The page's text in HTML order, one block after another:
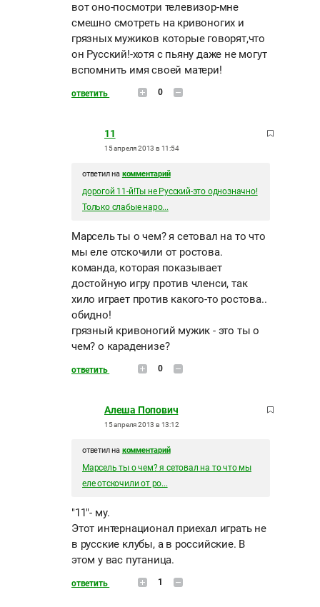
вот оно-посмотри телевизор-мне
смешно смотреть на кривоногих и
грязных мужиков которые говорят,что
он Русский!-хотя с пьяну даже не могут
вспомнить имя своей матери!
ответить 0
11
15 апреля 2013 в 11:54
ответил на комментарий
дорогой 11-й!Ты не Русский-это однозначно!
Только слабые наро...
Марсель ты о чем? я сетовал на то что
мы еле отскочили от ростова.
команда, которая показывает
достойную игру против членси, так
хило играет против какого-то ростова..
обидно!
грязный кривоногий мужик - это ты о
чем? о караденизе?
ответить 0
Алеша Попович
15 апреля 2013 в 13:12
ответил на комментарий
Марсель ты о чем? я сетовал на то что мы
еле отскочили от ро...
"11"- му.
Этот интернационал приехал играть не
в русские клубы, а в российские. В
этом у вас путаница.
ответить 1